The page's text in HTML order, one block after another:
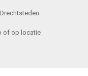
of op locatie